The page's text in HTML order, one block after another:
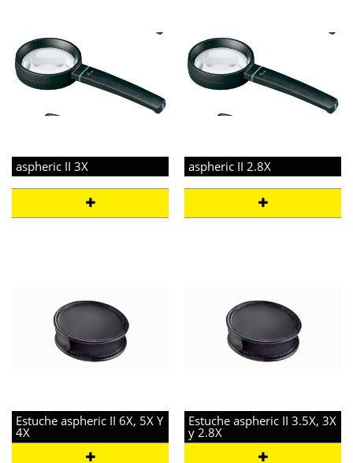
aspheric II 3X aspheric II 2.8X
Estuche aspheric II 6X, 5X Y
4X
Estuche aspheric II 3.5X, 3X
y 2.8X